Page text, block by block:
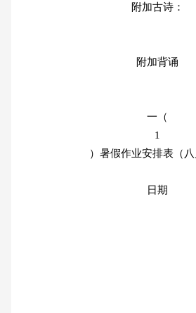
附加古诗：
附加背诵
一（
1
）暑假作业安排表（八
日期